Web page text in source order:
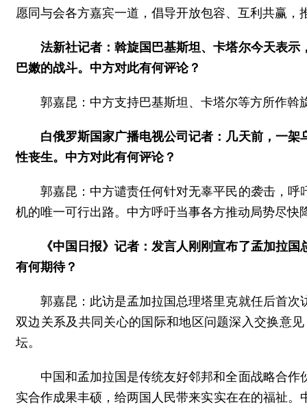
愿同与会各方嘉宾一道，倡导开放包容、互利共赢
法新社记者：斡旋国巴基斯坦、卡塔尔今天表
巴嫩的战斗。中方对此有何评论？
郭嘉昆：中方支持巴基斯坦、卡塔尔等方所作
白俄罗斯国家广播电视公司记者：几天前，一
性丧生。中方对此有何评论？
郭嘉昆：中方谴责任何针对无辜平民的袭击，
机的唯一可行出路。中方呼吁当事各方推动局势尽快
《中国日报》记者：发言人刚刚宣布了孟加拉
有何期待？
郭嘉昆：此访是孟加拉国总理塔里克就任后首
双边关系及共同关心的国际和地区问题深入交换意
坛。
中国和孟加拉国是传统友好邻邦和全面战略合
实合作成果丰硕，给两国人民带来实实在在的福祉